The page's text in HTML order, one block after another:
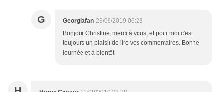
G Georgiafan 23/09/2019 06:23
Bonjour Christine, merci à vous, et pour moi c'est
toujours un plaisir de lire vos commentaires. Bonne
journée et à bientôt